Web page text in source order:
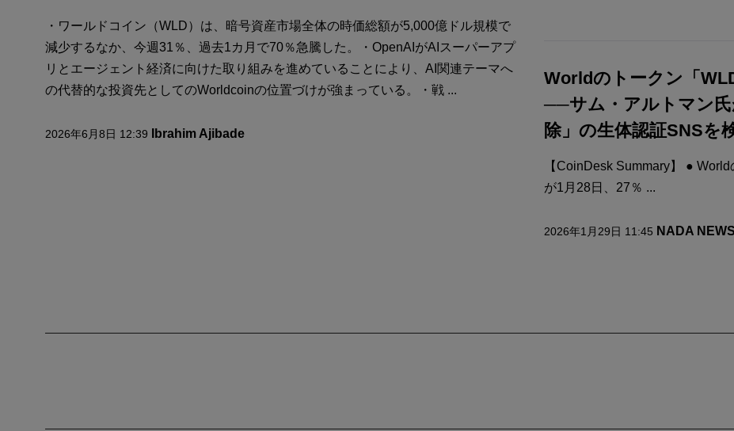
・ワールドコイン（WLD）は、暗号資産市場全体の時価総額が5,000億ドル規模で
減少するなか、今週31％、過去1カ月で70％急騰した。・OpenAIがAIスーパーアプ
リとエージェント経済に向けた取り組みを進めていることにより、AI関連テーマへ
の代替的な投資先としてのWorldcoinの位置づけが強まっている。・戦 ...
2026年6月8日 12:39 Ibrahim Ajibade
Worldのトークン「
──サム・アルトマン
除」の生体認証SNSを
【CoinDesk Summary】 ● World
が1月28日、27％ ...
2026年1月29日 11:45 NADA